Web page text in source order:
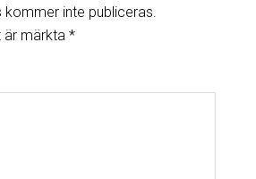
inte publiceras.
är märkta *